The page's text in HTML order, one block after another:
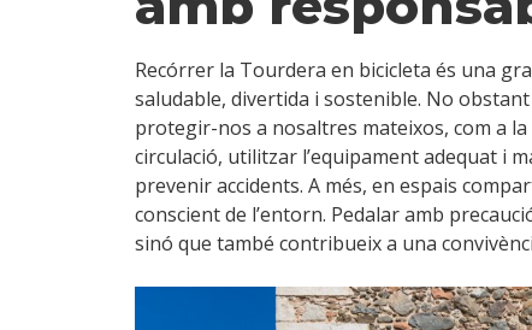
Recórrer la Tourdera en bicicleta és una
saludable, divertida i sostenible. No
protegir-nos a nosaltres mateixos, com a
circulació, utilitzar l’equipament adequat i
prevenir accidents. A més, en espais
conscient de l’entorn. Pedalar amb
sinó que també contribueix a una